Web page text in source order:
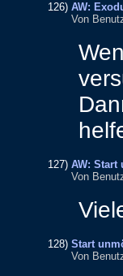
126) AW:
Von
127) AW: Start
Von
128) Start
Von